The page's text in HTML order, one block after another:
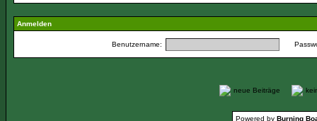
Anmelden
Benutzername:
neue Beiträge
Powered by Burning